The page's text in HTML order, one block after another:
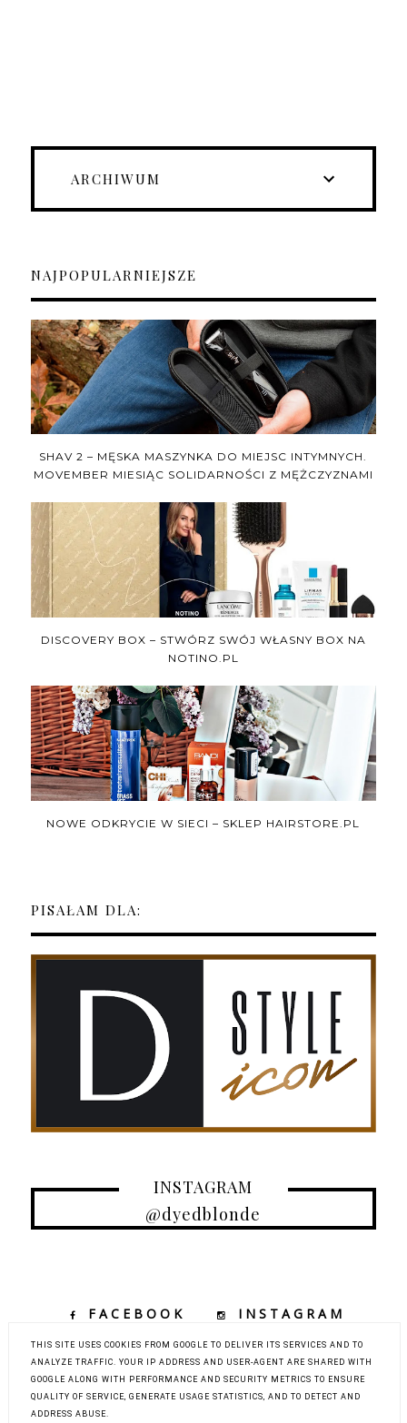
ARCHIWUM
NAJPOPULARNIEJSZE
SHAV 2 – MĘSKA MASZYNKA DO MIEJSC INTYMNYCH.
MOVEMBER MIESIĄC SOLIDARNOŚCI Z MĘŻCZYZNAMI
DISCOVERY BOX – STWÓRZ SWÓJ WŁASNY BOX NA
NOTINO.PL
NOWE ODKRYCIE W SIECI – SKLEP HAIRSTORE.PL
PISAŁAM DLA:
INSTAGRAM
@dyedblonde
FACEBOOK
INSTAGRAM
TIKTOK
YOUTUBE
COPYRIGHT ©
THIS SITE USES COOKIES FROM GOOGLE TO DELIVER ITS SERVICES AND TO
ANALYZE TRAFFIC. YOUR IP ADDRESS AND USER-AGENT ARE SHARED WITH
GOOGLE ALONG WITH PERFORMANCE AND SECURITY METRICS TO ENSURE
QUALITY OF SERVICE, GENERATE USAGE STATISTICS, AND TO DETECT AND
ADDRESS ABUSE.